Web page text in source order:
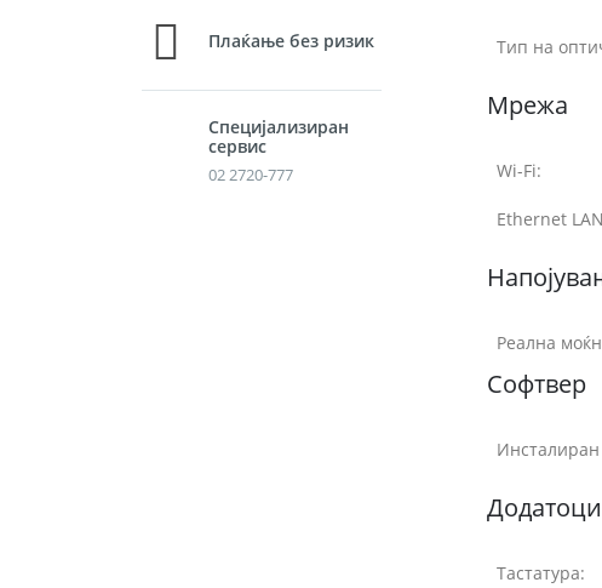
Тип на
Мрежа
Wi-Fi:
Ethernet
Реална
Софтвер
Додатоци
Тастатура:
Плаќање без ризик
Специјализиран
сервис
02 2720-777